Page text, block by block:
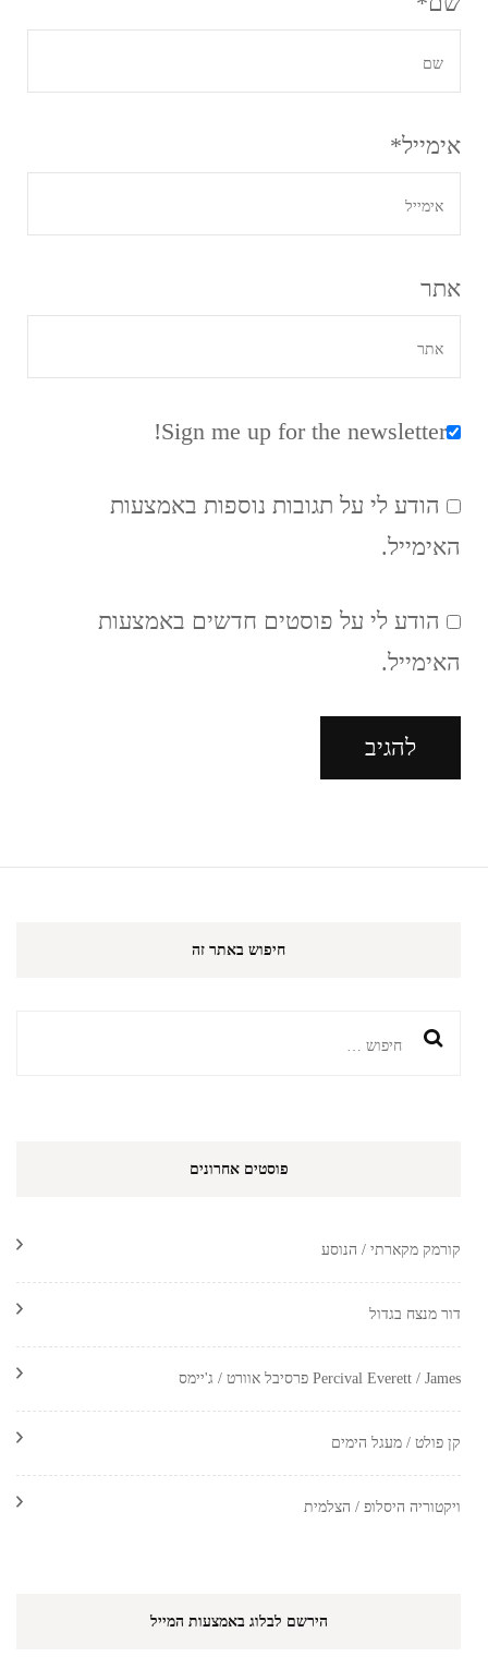
אימייל*
אתר
Sign me up for the newsletter!
הודע לי על תגובות נוספות באמצעות
האימייל.
הודע לי על פוסטים חדשים באמצעות
האימייל.
חיפוש באתר זה
חיפוש:
פוסטים אחרונים
קורמק מקארתי / הנוסע
דור מנצח בגדול
Percival Everett / James פרסיבל אוורט / ג'יימס
קן פולט / מעגל הימים
ויקטוריה היסלופ / הצלמית
הירשם לבלוג באמצעות המייל